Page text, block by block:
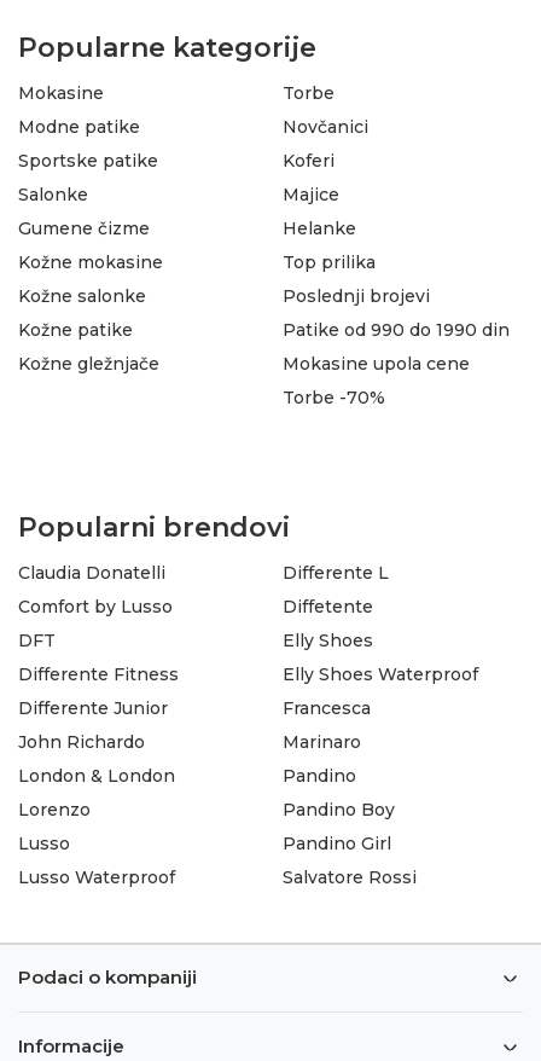
Popularne kategorije
Mokasine
Modne patike
Sportske patike
Salonke
Gumene čizme
Torbe
Novčanici
Koferi
Majice
Helanke
Kožne mokasine
Kožne salonke
Kožne patike
Kožne gležnjače
Top prilika
Poslednji brojevi
Patike od 990 do 1990 din
Mokasine upola cene
Torbe -70%
Popularni brendovi
Claudia Donatelli
Comfort by Lusso
DFT
Differente Fitness
Differente Junior
Differente L
Diffetente
Elly Shoes
Elly Shoes Waterproof
Francesca
John Richardo
London & London
Lorenzo
Lusso
Lusso Waterproof
Marinaro
Pandino
Pandino Boy
Pandino Girl
Salvatore Rossi
Podaci o kompaniji
Informacije